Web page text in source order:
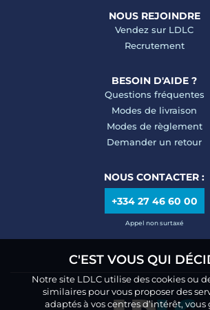
C'EST VOUS QUI
Notre site LDLC utilise des cookies ou
similaires pour vous proposer des
adaptés à vos centres d’intérêt,
NOUS REJOINDRE
Vendez sur LDLC
Recrutement
BESOIN D'AIDE ?
Questions fréquentes
Modes de livraison
Modes de règlement
Demander un retour
NOUS CONTACTER :
+334 27 46 60 00
Appel non surtaxé